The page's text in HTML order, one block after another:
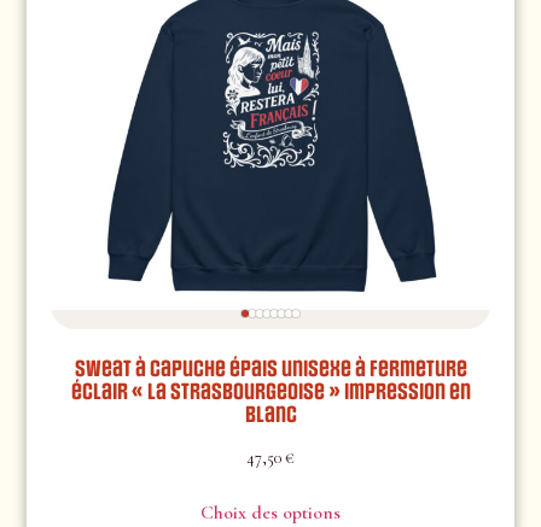
Sweat à capuche épais unisexe à fermeture
éclair « La Strasbourgeoise » impression en
blanc
47,50€
Choix des options